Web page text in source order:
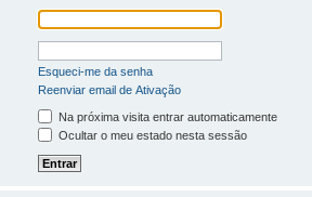
Esqueci-me da senha
Reenviar email de Ativação
Na próxima visita entrar automaticamente
Ocultar o meu estado nesta sessão